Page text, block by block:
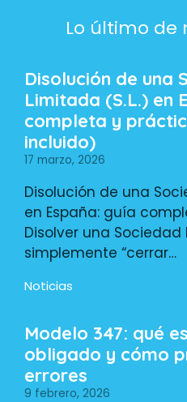
Lo último de
Disolución de una
Limitada (S.L.) en
completa y
incluido)
17 marzo, 2026
Disolución de una
en España: guía
Disolver una
simplemente “cerrar…
Noticias
Modelo 347: qué
obligado y cómo
errores
9 febrero, 2026